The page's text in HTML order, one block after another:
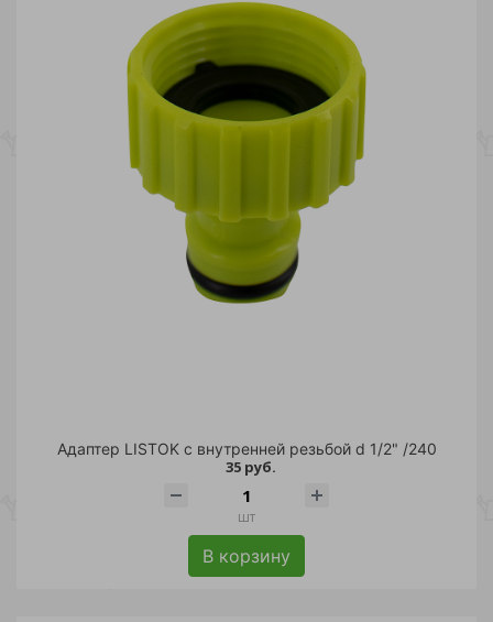
Адаптер LISTOK с внутренней резьбой d 1/2" /240
35 руб.
шт
В корзину